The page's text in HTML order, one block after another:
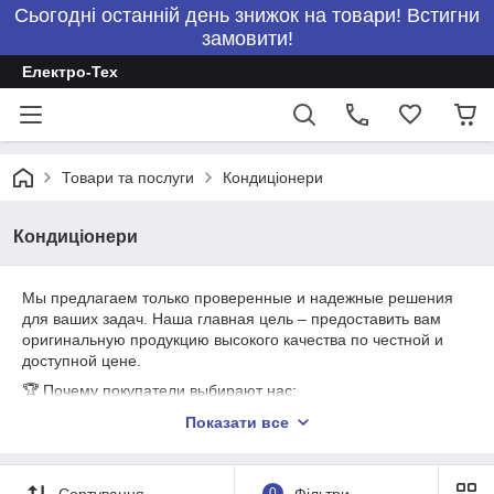
Сьогодні останній день знижок на товари! Встигни
замовити!
Електро-Тех
Товари та послуги Кондиціонери
Кондиціонери
Мы предлагаем только проверенные и надежные решения
для ваших задач. Наша главная цель – предоставить вам
оригинальную продукцию высокого качества по честной и
доступной цене.
🏆 Почему покупатели выбирают нас:
Цены из первых рук. По данным видам товаров, наша
посредников, потому вы не оплачиваете скрытые наценки.
Показати все